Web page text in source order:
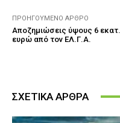
ΠΡΟΗΓΟΎΜΕΝΟ ΆΡΘΡΟ
Αποζημιώσεις ύψους 6 εκατ.
ευρώ από τον ΕΛ.Γ.Α.
ΣΧΕΤΙΚΑ ΑΡΘΡΑ